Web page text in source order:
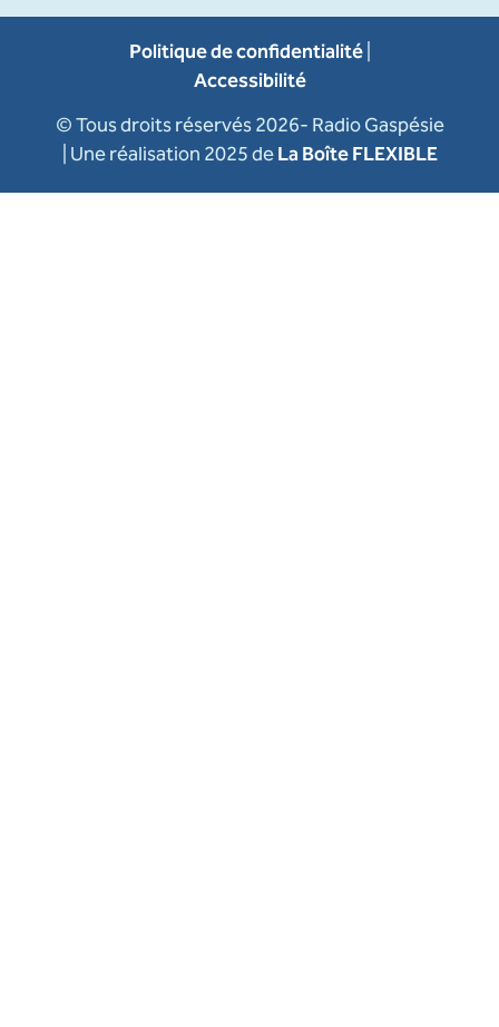
© Tous droits réservés 2026- Radio Gaspésie
| Une réalisation 2025 deLa Boîte FLEXIBLE
Politique de confidentialité|
Accessibilité